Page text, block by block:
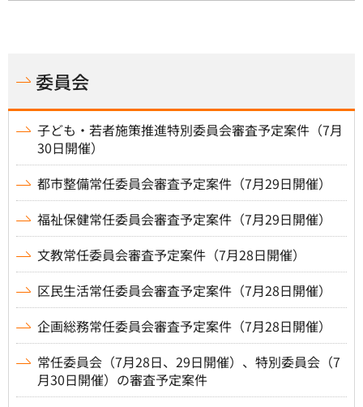
委員会
子ども・若者施策推進特別委員会審査予定案件（7月
30日開催）
都市整備常任委員会審査予定案件（7月29日開催）
福祉保健常任委員会審査予定案件（7月29日開催）
文教常任委員会審査予定案件（7月28日開催）
区民生活常任委員会審査予定案件（7月28日開催）
企画総務常任委員会審査予定案件（7月28日開催）
常任委員会（7月28日、29日開催）、特別委員会（7
月30日開催）の審査予定案件